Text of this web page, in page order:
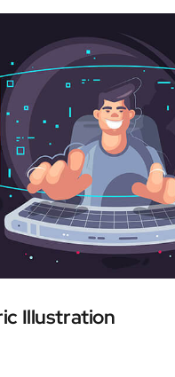
Illustration